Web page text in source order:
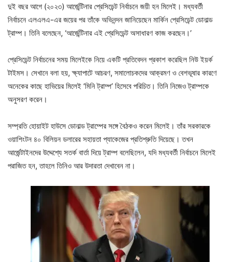
দুই বছর আগে (২০২৩) আর্জেন্টিনার প্রেসিডেন্ট নির্বাচনে জয়ী হন মিলেই। মধ্যবর্তী
নির্বাচনে এলএলএ-এর জয়ের পর তাঁকে অভিনন্দন জানিয়েছেন মার্কিন প্রেসিডেন্ট ডোনাল্ড
ট্রাম্প। তিনি বলেছেন, ‘আর্জেন্টিনার এই প্রেসিডেন্ট অসাধারণ কাজ করছেন।’
প্রেসিডেন্ট নির্বাচনের সময় মিলেইকে নিয়ে একটি প্রতিবেদন প্রকাশ করেছিল নিউ ইয়র্ক
টাইমস। সেখানে বলা হয়, ক্ষ্যাপাটে আচরণ, সমালোচকদের আক্রমণ ও বেশভূষার কারণে
অনেকের কাছে হাভিয়ের মিলেই ‘মিনি ট্রাম্প’ হিসেবে পরিচিত। তিনি নিজেও ট্রাম্পকে
অনুসরণ করেন।
সম্প্রতি হোয়াইট হাউসে ডোনাল্ড ট্রাম্পের সঙ্গে বৈঠকও করেন মিলেই। তাঁর সরকারকে
ওয়াশিংটন ৪০ বিলিয়ন ডলারের সহায়তা প্যাকেজের প্রতিশ্রুতি দিয়েছে। তখন
আর্জেন্টাইনদের উদ্দেশ্যে সতর্ক বার্তা দিয়ে ট্রাম্প বলেছিলেন, যদি মধ্যবর্তী নির্বাচনে মিলেই
পরাজিত হন, তাহলে তিনিও আর উদারতা দেখাবেন না।